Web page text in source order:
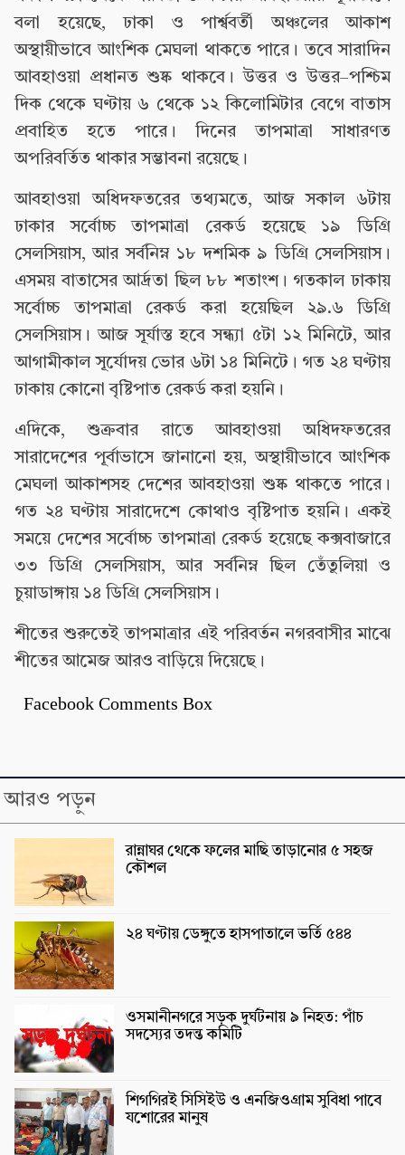
বলা হয়েছে, ঢাকা ও পার্শ্ববর্তী অঞ্চলের আকাশ
অস্থায়ীভাবে আংশিক মেঘলা থাকতে পারে। তবে সারাদিন
আবহাওয়া প্রধানত শুষ্ক থাকবে। উত্তর ও উত্তর–পশ্চিম
দিক থেকে ঘণ্টায় ৬ থেকে ১২ কিলোমিটার বেগে বাতাস
প্রবাহিত হতে পারে। দিনের তাপমাত্রা সাধারণত
অপরিবর্তিত থাকার সম্ভাবনা রয়েছে।
আবহাওয়া অধিদফতরের তথ্যমতে, আজ সকাল ৬টায়
ঢাকার সর্বোচ্চ তাপমাত্রা রেকর্ড হয়েছে ১৯ ডিগ্রি
সেলসিয়াস, আর সর্বনিম্ন ১৮ দশমিক ৯ ডিগ্রি সেলসিয়াস।
এসময় বাতাসের আর্দ্রতা ছিল ৮৮ শতাংশ। গতকাল ঢাকায়
সর্বোচ্চ তাপমাত্রা রেকর্ড করা হয়েছিল ২৯.৬ ডিগ্রি
সেলসিয়াস। আজ সূর্যাস্ত হবে সন্ধ্যা ৫টা ১২ মিনিটে, আর
আগামীকাল সূর্যোদয় ভোর ৬টা ১৪ মিনিটে। গত ২৪ ঘণ্টায়
ঢাকায় কোনো বৃষ্টিপাত রেকর্ড করা হয়নি।
এদিকে, শুক্রবার রাতে আবহাওয়া অধিদফতরের
সারাদেশের পূর্বাভাসে জানানো হয়, অস্থায়ীভাবে আংশিক
মেঘলা আকাশসহ দেশের আবহাওয়া শুষ্ক থাকতে পারে।
গত ২৪ ঘণ্টায় সারাদেশে কোথাও বৃষ্টিপাত হয়নি। একই
সময়ে দেশের সর্বোচ্চ তাপমাত্রা রেকর্ড হয়েছে কক্সবাজারে
৩৩ ডিগ্রি সেলসিয়াস, আর সর্বনিম্ন ছিল তেঁতুলিয়া ও
চুয়াডাঙ্গায় ১৪ ডিগ্রি সেলসিয়াস।
শীতের শুরুতেই তাপমাত্রার এই পরিবর্তন নগরবাসীর মাঝে
শীতের আমেজ আরও বাড়িয়ে দিয়েছে।
Facebook Comments Box
আরও পড়ুন
রান্নাঘর থেকে ফলের মাছি তাড়ানোর ৫ সহজ
কৌশল
২৪ ঘণ্টায় ডেঙ্গুতে হাসপাতালে ভর্তি ৫৪৪
ওসমানীনগরে সড়ক দুর্ঘটনায় ৯ নিহত: পাঁচ
সদস্যের তদন্ত কমিটি
শিগগিরই সিসিইউ ও এনজিওগ্রাম সুবিধা পাবে
যশোরের মানুষ